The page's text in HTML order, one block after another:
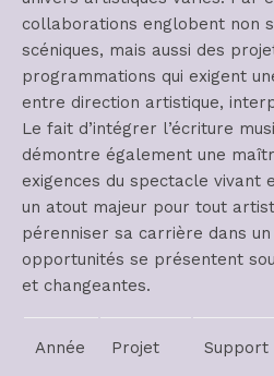
collaborations englobent non
scéniques, mais aussi des
programmations qui exigent
entre direction artistique,
Le fait d’intégrer l’écriture
démontre également une
exigences du spectacle vivant
un atout majeur pour tout
pérenniser sa carrière dans
opportunités se présentent
et changeantes.
Année Projet Support